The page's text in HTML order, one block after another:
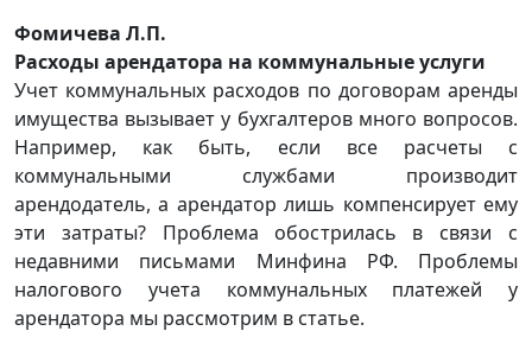
Фомичева Л.П.
Расходы арендатора на коммунальные услуги
Учет коммунальных расходов по договорам аренды
имущества вызывает у бухгалтеров много вопросов.
Например, как быть, если все расчеты с
коммунальными службами производит
арендодатель, а арендатор лишь компенсирует ему
эти затраты? Проблема обострилась в связи с
недавними письмами Минфина РФ. Проблемы
налогового учета коммунальных платежей у
арендатора мы рассмотрим в статье.